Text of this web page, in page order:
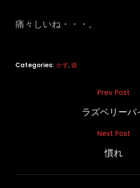
痛々しいね・・・。
Categories: かず,遊
ー
Prev Post
ラズベリーパ
Next Post
慣れ